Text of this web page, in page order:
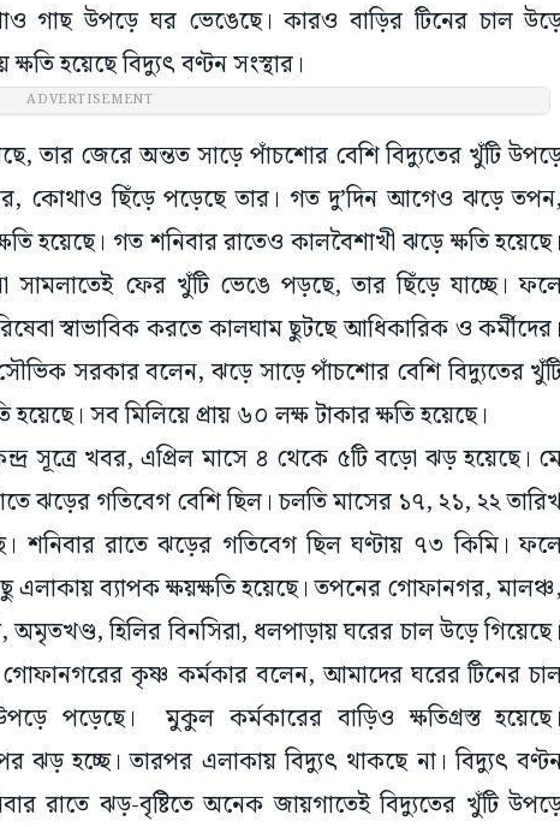
গাছ উপড়ে ঘর ভেঙেছে। কারও বাড়ির টিনের চাল
হয়েছে বিদ্যুৎ বণ্টন সংস্থার।
ADVERTISEMENT
জেরে অন্তত সাড়ে পাঁচশোর বেশি বিদ্যুতের খুঁটি
কোথাও ছিঁড়ে পড়েছে তার। গত দু’দিন আগেও ঝড়ে তপন,
হয়েছে। গত শনিবার রাতেও কালবৈশাখী ঝড়ে ক্ষতি হয়েছে।
ফের খুঁটি ভেঙে পড়ছে, তার ছিঁড়ে যাচ্ছে।
স্বাভাবিক করতে কালঘাম ছুটছে আধিকারিক ও কর্মীদের।
সরকার বলেন, ঝড়ে সাড়ে পাঁচশোর বেশি বিদ্যুতের
হয়েছে। সব মিলিয়ে প্রায় ৬০ লক্ষ টাকার ক্ষতি হয়েছে।
সূত্রে খবর, এপ্রিল মাসে ৪ থেকে ৫টি বড়ো ঝড় হয়েছে।
ঝড়ের গতিবেগ বেশি ছিল। চলতি মাসের ১৭, ২১, ২২
শনিবার রাতে ঝড়ের গতিবেগ ছিল ঘণ্টায় ৭৩ কিমি।
এলাকায় ব্যাপক ক্ষয়ক্ষতি হয়েছে। তপনের গোফানগর, মালঞ্চ,
অমৃতখণ্ড, হিলির বিনসিরা, ধলপাড়ায় ঘরের চাল উড়ে গিয়েছে।
কৃষ্ণ কর্মকার বলেন, আমাদের ঘরের টিনের
পড়েছে। মুকুল কর্মকারের বাড়িও ক্ষতিগ্রস্ত হয়েছে।
ঝড় হচ্ছে। তারপর এলাকায় বিদ্যুৎ থাকছে না। বিদ্যুৎ
রাতে ঝড়-বৃষ্টিতে অনেক জায়গাতেই বিদ্যুতের খুঁটি